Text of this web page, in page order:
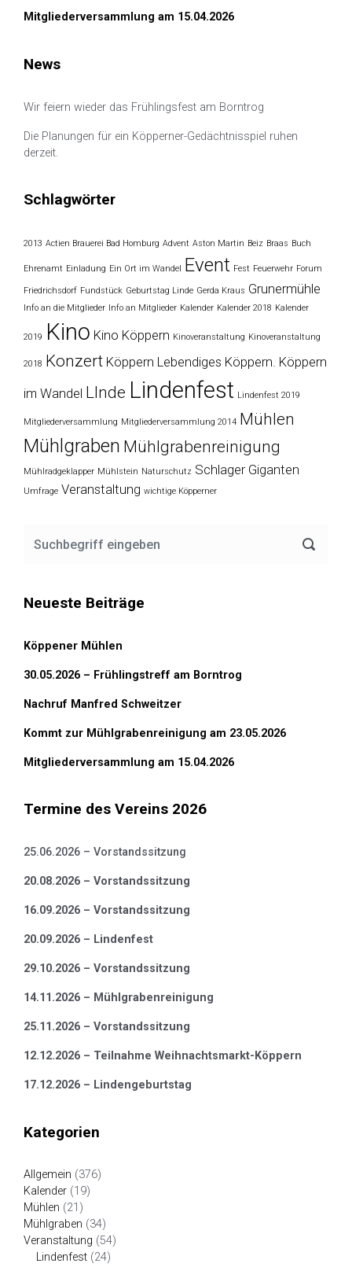
Mitgliederversammlung am 15.04.2026
News
Wir feiern wieder das Frühlingsfest am Borntrog
Die Planungen für ein Köpperner-Gedächtnisspiel ruhen
derzeit.
Schlagwörter
2013 Actien Brauerei Bad Homburg Advent Aston Martin Beiz Braas Buch
Ehrenamt Einladung Ein Ort im Wandel Event Fest Feuerwehr Forum
Friedrichsdorf Fundstück Geburtstag Linde Gerda Kraus Grunermühle
Info an die Mitglieder Info an Mitglieder Kalender Kalender 2018 Kalender
2019 Kino Kino Köppern Kinoveranstaltung Kinoveranstaltung
2018 Konzert Köppern Lebendiges Köppern. Köppern
im Wandel LInde Lindenfest Lindenfest 2019
Mitgliederversammlung Mitgliederversammlung 2014 Mühlen
Mühlgraben Mühlgrabenreinigung
Mühlradgeklapper Mühlstein Naturschutz Schlager Giganten
Umfrage Veranstaltung wichtige Köpperner
Neueste Beiträge
Köppener Mühlen
30.05.2026 – Frühlingstreff am Borntrog
Nachruf Manfred Schweitzer
Kommt zur Mühlgrabenreinigung am 23.05.2026
Mitgliederversammlung am 15.04.2026
Termine des Vereins 2026
25.06.2026 – Vorstandssitzung
20.08.2026 – Vorstandssitzung
16.09.2026 – Vorstandssitzung
20.09.2026 – Lindenfest
29.10.2026 – Vorstandssitzung
14.11.2026 – Mühlgrabenreinigung
25.11.2026 – Vorstandssitzung
12.12.2026 – Teilnahme Weihnachtsmarkt-Köppern
17.12.2026 – Lindengeburtstag
Kategorien
Allgemein (376)
Kalender (19)
Mühlen (21)
Mühlgraben (34)
Veranstaltung (54)
Lindenfest (24)